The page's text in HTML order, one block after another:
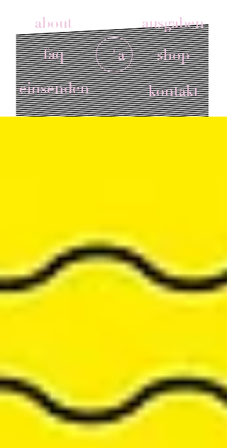
about
ausgaben
faq
shop
'a
einsenden
kontakt